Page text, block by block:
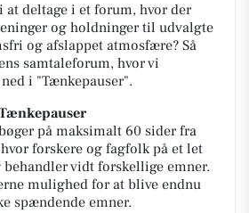
at deltage i et forum, hvor der
og holdninger til udvalgte
og afslappet atmosfære? Så
samtaleforum, hvor vi
i "Tænkepauser".
på maksimalt 60 sider fra
forskere og fagfolk på et let
vidt forskellige emner.
mulighed for at blive endnu
spændende emner.